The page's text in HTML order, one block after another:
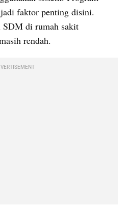
faktor penting disini.
di rumah sakit
rendah.